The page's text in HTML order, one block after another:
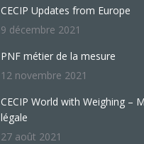
CECIP Updates from Europe
9 décembre 2021
PNF métier de la mesure
12 novembre 2021
CECIP World with Weighing –
légale
27 août 2021